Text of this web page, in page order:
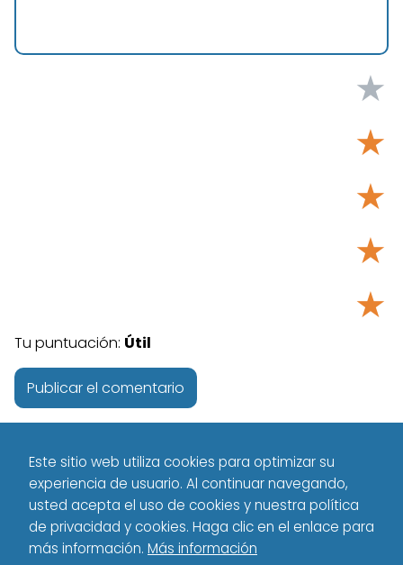
★
★
★
★
★
Tu puntuación: Útil
Tecnología - Technology Español VS pipedrive vs salesforce
Este sitio web utiliza cookies para optimizar su
experiencia de usuario. Al continuar navegando,
usted acepta el uso de cookies y nuestra política
de privacidad y cookies. Haga clic en el enlace para
más información. Más información